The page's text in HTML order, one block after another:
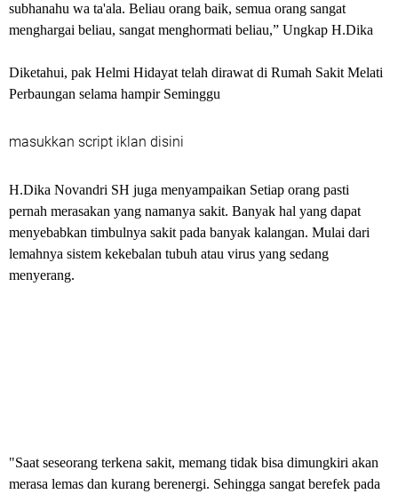
subhanahu wa ta'ala. Beliau orang baik, semua orang sangat
menghargai beliau, sangat menghormati beliau,” Ungkap H.Dika
Diketahui, pak Helmi Hidayat telah dirawat di Rumah Sakit Melati
Perbaungan selama hampir Seminggu
masukkan script iklan disini
H.Dika Novandri SH juga menyampaikan Setiap orang pasti
pernah merasakan yang namanya sakit. Banyak hal yang dapat
menyebabkan timbulnya sakit pada banyak kalangan. Mulai dari
lemahnya sistem kekebalan tubuh atau virus yang sedang
menyerang.
"Saat seseorang terkena sakit, memang tidak bisa dimungkiri akan
merasa lemas dan kurang berenergi. Sehingga sangat berefek pada